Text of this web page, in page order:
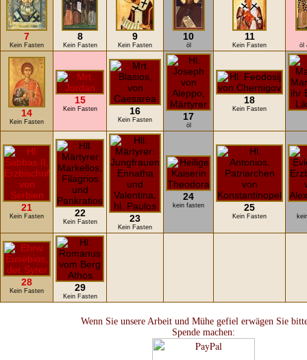
7
Kein Fasten
8
Kein Fasten
9
Kein Fasten
10
öl
11
Kein Fasten öl
14
Kein Fasten
15
Kein Fasten 16
Kein Fasten 17
öl
18
Kein Fasten
21
Kein Fasten 22
Kein Fasten 23
Kein Fasten
24
kein fasten 25
Kein Fasten
28
Kein Fasten 29
Kein Fasten
Wenn Sie unsere Arbeit und Mühe gefiel erwägen Sie
Spende machen: